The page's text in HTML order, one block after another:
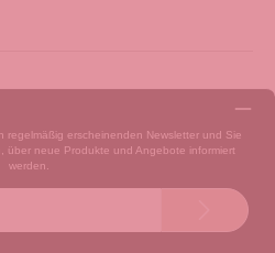
regelmäßig erscheinenden Newsletter und Sie
über neue Produkte und Angebote informiert
werden.